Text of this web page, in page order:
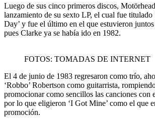
Luego de sus cinco primeros discos,
lanzamiento de su sexto LP, el cual fue titulado
Day’ y fue el último en el que estuvieron
pues Clarke ya se había ido en 1982.
FOTOS: TOMADAS DE INTERNET
El 4 de junio de 1983 regresaron como trío,
‘Robbo’ Robertson como guitarrista,
promocionar como sencillos las canciones con
por lo que eligieron ‘I Got Mine’ como el que
promoción.